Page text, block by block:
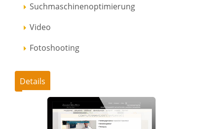
Suchmaschinenoptimierung
Video
Fotoshooting
Details